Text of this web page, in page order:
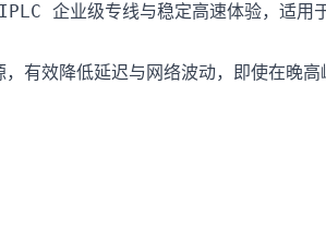
企业级专线与稳定高速体验，适用
有效降低延迟与网络波动，即使在晚高